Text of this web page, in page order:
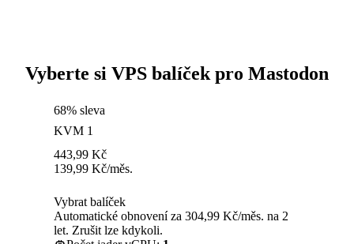
Vyberte si VPS balíček pro Mastodon
68% sleva
KVM 1
443,99 Kč
139,99 Kč/měs.
Vybrat balíček
Automatické obnovení za 304,99 Kč/měs. na 2
let. Zrušit lze kdykoli.